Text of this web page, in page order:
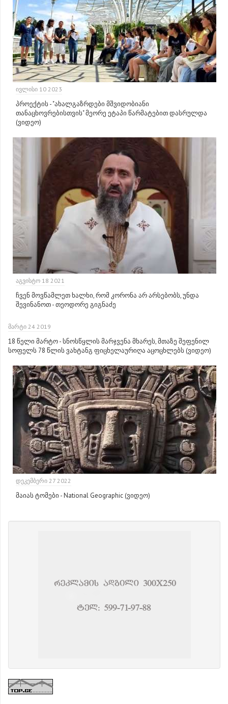
ᲘᲕᲚᲘᲡᲘ 10 2023
პროექტის - "ახალგაზრდები მშვიდობიანი
თანაცხოვრებისთვის" მეორე ეტაპი წარმატებით დასრულდა
(ვიდეო)
ᲐᲒᲕᲘᲡᲢᲝ 18 2021
ჩვენ მოვწამლეთ ხალხი, რომ კორონა არ არსებობს, უნდა
შევინანოთ - თეოდორე გიგნაძე
ᲛᲐᲠᲢᲘ 24 2019
18 წელი მარტო - სნოსწყლის მარჯვენა მხარეს, მთაზე შეფენილ
სოფელს 78 წლის ვახტანგ ფიცხელაურიღა აცოცხლებს (ვიდეო)
ᲓᲔᲙᲔᲛᲑᲔᲠᲘ 27 2022
მაიას ტომები - National Geographic (ვიდეო)